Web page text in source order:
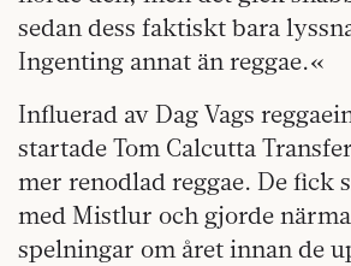
sedan dess faktiskt bara
Ingenting annat än reggae.«
Influerad av Dag Vags
startade Tom Calcutta
mer renodlad reggae. De fick
med Mistlur och gjorde
spelningar om året innan de